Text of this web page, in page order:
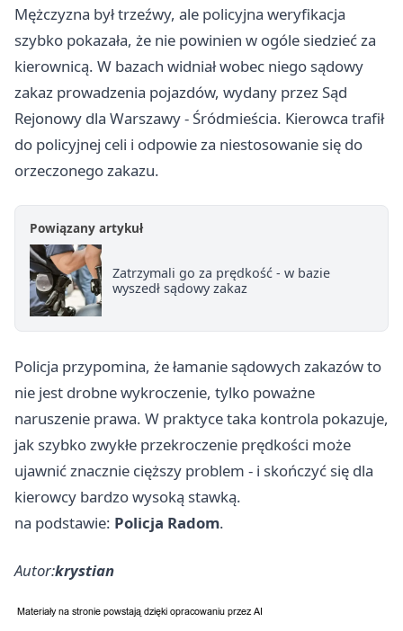
Mężczyzna był trzeźwy, ale policyjna weryfikacja
szybko pokazała, że nie powinien w ogóle siedzieć za
kierownicą. W bazach widniał wobec niego sądowy
zakaz prowadzenia pojazdów, wydany przez Sąd
Rejonowy dla Warszawy- Śródmieścia. Kierowca trafił
do policyjnej celi i odpowie za niestosowanie się do
orzeczonego zakazu.
Powiązany artykuł
Zatrzymali go za prędkość - w bazie
wyszedł sądowy zakaz
Policja przypomina, że łamanie sądowych zakazów to
nie jest drobne wykroczenie, tylko poważne
naruszenie prawa. W praktyce taka kontrola pokazuje,
jak szybko zwykłe przekroczenie prędkości może
ujawnić znacznie cięższy problem - i skończyć się dla
kierowcy bardzo wysoką stawką.
na podstawie: Policja Radom.
Autor:krystian